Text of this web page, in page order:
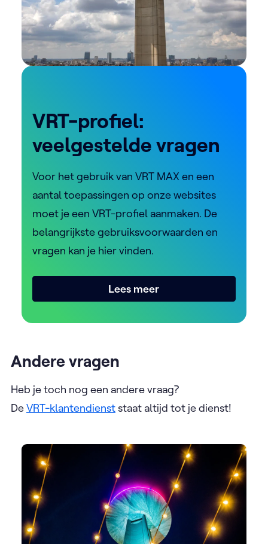
VRT-profiel:
veelgestelde vragen
Voor het gebruik van VRT MAX en een
aantal toepassingen op onze websites
moet je een VRT-profiel aanmaken. De
belangrijkste gebruiksvoorwaarden en
vragen kan je hier vinden.
Lees meer
Andere vragen
Heb je toch nog een andere vraag?
DeVRT-klantendienststaat altijd tot je dienst!